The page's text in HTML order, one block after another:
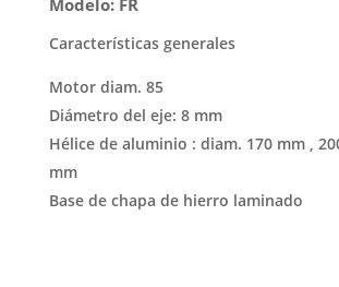
Características generales
Motor diam. 85
Diámetro del eje: 8 mm
Hélice de aluminio : diam. 170 mm ,
mm
Base de chapa de hierro laminado